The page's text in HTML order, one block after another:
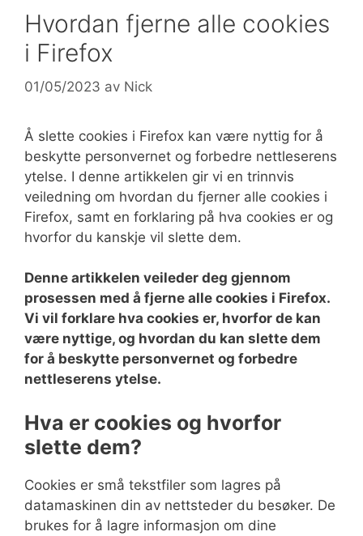
Hvordan fjerne alle cookies
i Firefox
01/05/2023 av Nick
Å slette cookies i Firefox kan være nyttig for å
beskytte personvernet og forbedre nettleserens
ytelse. I denne artikkelen gir vi en trinnvis
veiledning om hvordan du fjerner alle cookies i
Firefox, samt en forklaring på hva cookies er og
hvorfor du kanskje vil slette dem.
Denne artikkelen veileder deg gjennom
prosessen med å fjerne alle cookies i Firefox.
Vi vil forklare hva cookies er, hvorfor de kan
være nyttige, og hvordan du kan slette dem
for å beskytte personvernet og forbedre
nettleserens ytelse.
Hva er cookies og hvorfor
slette dem?
Cookies er små tekstfiler som lagres på
datamaskinen din av nettsteder du besøker. De
brukes for å lagre informasjon om dine